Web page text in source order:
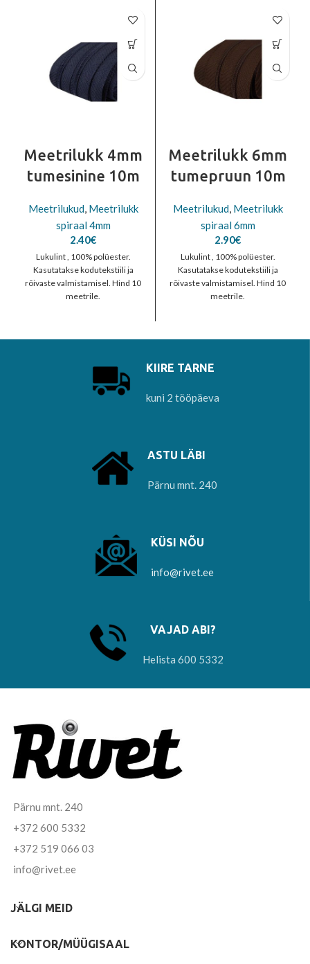
Meetrilukk 4mm
tumesinine 10m
Meetrilukud, Meetrilukk
spiraal 4mm
2.40€
Lukulint , 100% polüester.
Kasutatakse kodutekstiili ja
rõivaste valmistamisel. Hind 10
meetrile.
Meetrilukk 6mm
tumepruun 10m
Meetrilukud, Meetrilukk
spiraal 6mm
2.90€
Lukulint , 100% polüester.
Kasutatakse kodutekstiili ja
rõivaste valmistamisel. Hind 10
meetrile.
KIIRE TARNE
kuni 2 tööpäeva
ASTU LÄBI
Pärnu mnt. 240
KÜSI NÕU
info@rivet.ee
VAJAD ABI?
Helista 600 5332
Pärnu mnt. 240
+372 600 5332
+372 519 066 03
info@rivet.ee
JÄLGI MEID
KONTOR/MÜÜGISAAL